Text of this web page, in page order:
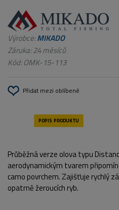
Výrobce:MIKADO
Záruka: 24 měsíců
Kód:OMK-15-113
Přidat mezi oblíbené
Průběžná verze olova typu
aerodynamickým tvarem
camo povrchem. Zajišťuje rychlý
opatrně žeroucích ryb.